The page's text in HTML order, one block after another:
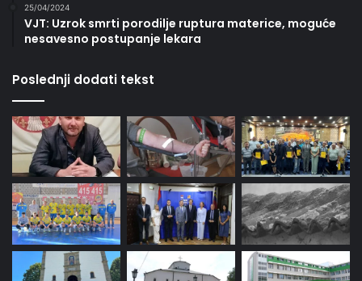
25/04/2024
VJT: Uzrok smrti porodilje ruptura materice, moguće
nesavesno postupanje lekara
Poslednji dodati tekst